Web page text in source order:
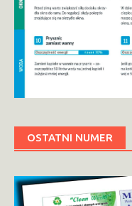
OSTATNI NUMER